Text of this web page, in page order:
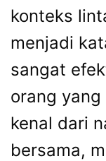
konteks
menjadi
sangat
orang
kenal dari
bersama,